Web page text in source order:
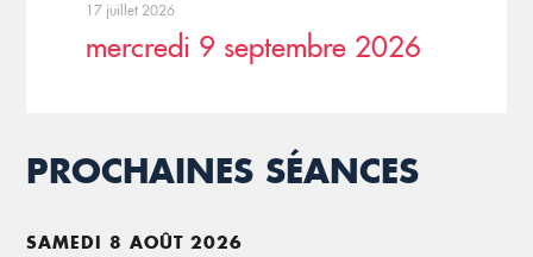
17 juillet 2026
mercredi 9 septembre 2026
PROCHAINES SÉANCES
SAMEDI 8 AOÛT 2026